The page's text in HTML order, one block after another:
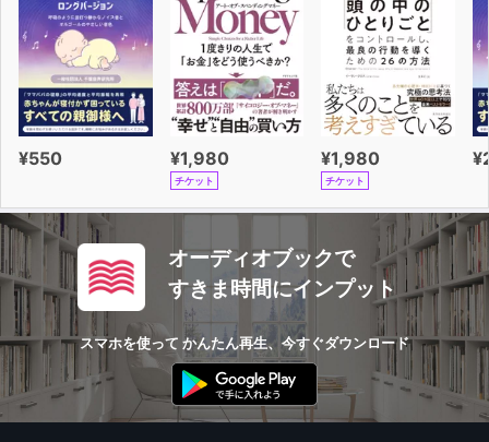
¥550 ¥1,980
チケット
¥1,980
チケット
オーディオブックで
すきま時間にインプット
スマホを使って かんたん再生、今すぐダウンロード